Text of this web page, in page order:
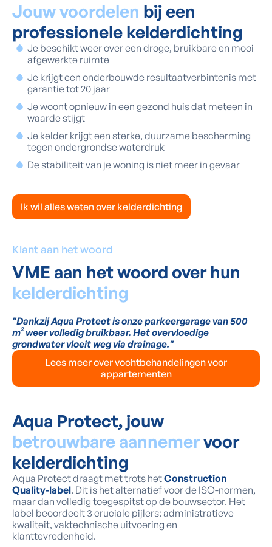
Jouw voordelen bij een
professionele kelderdichting
Je beschikt weer over een droge, bruikbare en mooi
afgewerkte ruimte
Je krijgt een onderbouwde resultaatverbintenis met
garantie tot 20 jaar
Je woont opnieuw in een gezond huis dat meteen in
waarde stijgt
Je kelder krijgt een sterke, duurzame bescherming
tegen ondergrondse waterdruk
De stabiliteit van je woning is niet meer in gevaar
Ik wil alles weten over kelderdichting
‍Klant aan het woord
VME aan het woord over hun
kelderdichting
"Dankzij Aqua Protect is onze parkeergarage van 500
m² weer volledig bruikbaar. Het overvloedige
grondwater vloeit weg via drainage."
Lees meer over vochtbehandelingen voor
appartementen
Aqua Protect, jouw
betrouwbare aannemervoor
kelderdichting
Aqua Protect draagt met trots hetConstruction
Quality-label. Dit is het alternatief voor de ISO-normen,
maar dan volledig toegespitst op de bouwsector. Het
label beoordeelt 3 cruciale pijlers: administratieve
kwaliteit, vaktechnische uitvoering en
klanttevredenheid.